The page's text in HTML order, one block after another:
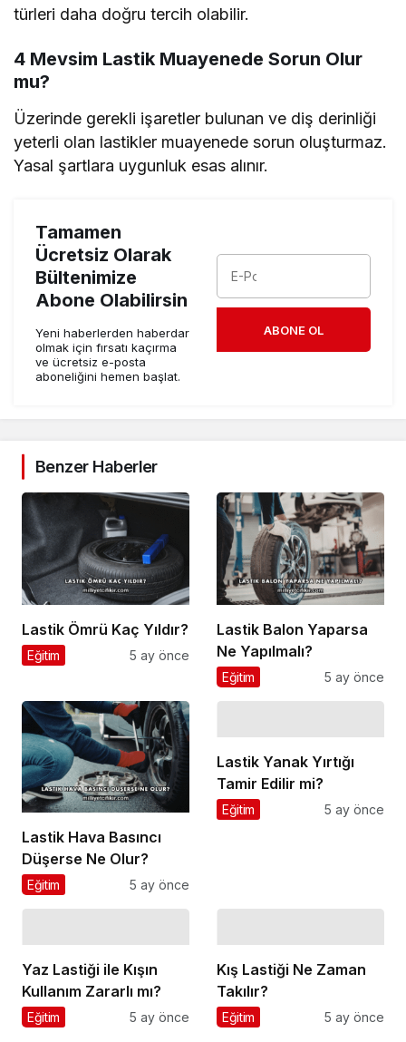
türleri daha doğru tercih olabilir.
4 Mevsim Lastik Muayenede Sorun Olur
mu?
Üzerinde gerekli işaretler bulunan ve diş derinliği
yeterli olan lastikler muayenede sorun oluşturmaz.
Yasal şartlara uygunluk esas alınır.
Tamamen
Ücretsiz Olarak
Bültenimize
Abone Olabilirsin
Yeni haberlerden haberdar
olmak için fırsatı kaçırma
ve ücretsiz e-posta
aboneliğini hemen başlat.
ABONE OL
Benzer Haberler
Lastik Ömrü Kaç Yıldır?
Eğitim 5 ay önce
Lastik Balon Yaparsa
Ne Yapılmalı?
Eğitim 5 ay önce
Lastik Hava Basıncı
Düşerse Ne Olur?
Eğitim 5 ay önce
Lastik Yanak Yırtığı
Tamir Edilir mi?
Eğitim 5 ay önce
Yaz Lastiği ile Kışın
Kullanım Zararlı mı?
Eğitim 5 ay önce
Kış Lastiği Ne Zaman
Takılır?
Eğitim 5 ay önce